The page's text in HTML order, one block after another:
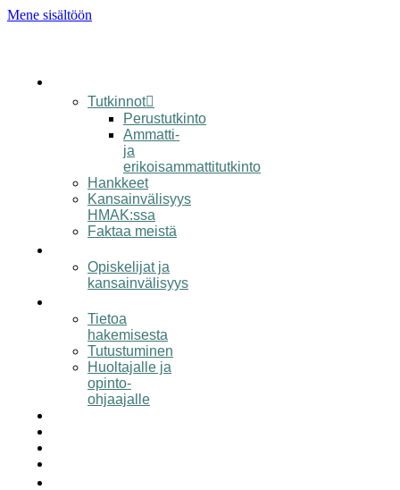
Mene sisältöön
Tutkinnot
Perustutkinto
Ammatti-
ja
erikoisammattitutkinto
Hankkeet
Kansainvälisyys
HMAK:ssa
Faktaa meistä
Opiskelijat ja
kansainvälisyys
Tietoa
hakemisesta
Tutustuminen
Huoltajalle ja
opinto-
ohjaajalle